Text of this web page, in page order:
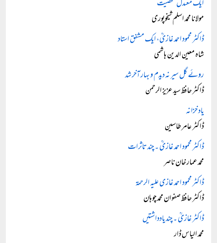
ایک معتدل شخصیت
مولانا محمد اسلم شیخوپوری
ڈاکٹر محمود احمد غازیؒ، ایک مشفق استاد
شاہ معین الدین ہاشمی
روئے گل سیر نہ دیدم و بہار آخر شد
ڈاکٹر حافظ سید عزیز الرحمن
یاد خزانہ
ڈاکٹر عامر طاسین
ڈاکٹر محمود احمد غازیؒ ۔ چند تاثرات
محمد عمار خان ناصر
ڈاکٹر محمود احمد غازی علیہ الرحمۃ
ڈاکٹر حافظ صفوان محمد چوہان
ڈاکٹر غازیؒ ۔ چند یادداشتیں
محمد الیاس ڈار